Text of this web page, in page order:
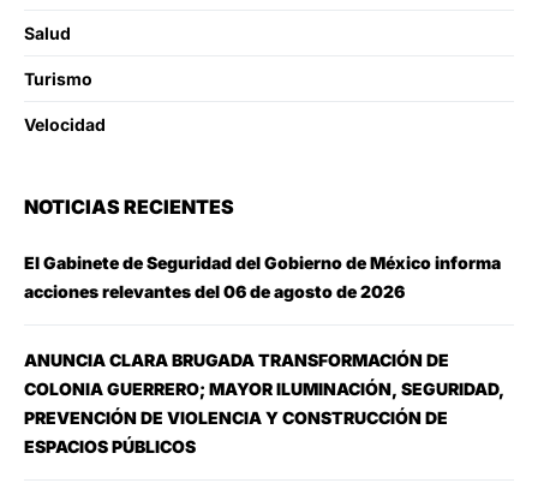
Salud
Turismo
Velocidad
NOTICIAS RECIENTES
El Gabinete de Seguridad del Gobierno de México informa
acciones relevantes del 06 de agosto de 2026
ANUNCIA CLARA BRUGADA TRANSFORMACIÓN DE
COLONIA GUERRERO; MAYOR ILUMINACIÓN, SEGURIDAD,
PREVENCIÓN DE VIOLENCIA Y CONSTRUCCIÓN DE
ESPACIOS PÚBLICOS